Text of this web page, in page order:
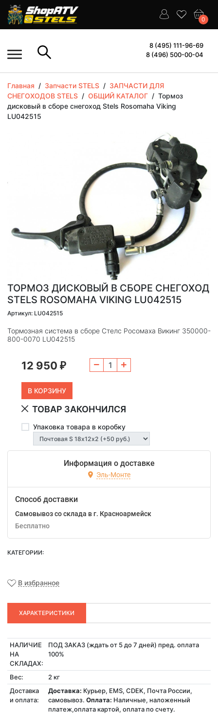
0
8 (495) 111-96-69
8 (496) 500-00-04
Главная / Запчасти STELS / ЗАПЧАСТИ ДЛЯ
СНЕГОХОДОВ STELS / ОБЩИЙ КАТАЛОГ / Тормоз
дисковый в сборе снегоход Stels Rosomaha Viking
LU042515
ТОРМОЗ ДИСКОВЫЙ В СБОРЕ СНЕГОХОД
STELS ROSOMAHA VIKING LU042515
Артикул: LU042515
Тормозная система в сборе Стелс Росомаха Викинг 350000-
800-0070 LU042515
12 950 ₽
ТОВАР ЗАКОНЧИЛСЯ
Упаковка товара в коробку
Информация о доставке
Эль-Монте
Способ доставки
Самовывоз со склада в г. Красноармейск
Бесплатно
КАТЕГОРИИ:
В избранное
ХАРАКТЕРИСТИКИ
НАЛИЧИЕ
НА
СКЛАДАХ:
ПОД ЗАКАЗ (ждать от 5 до 7 дней) пред. оплата
100%
Вес:
2 кг
Доставка
и оплата:
Доставка: Курьер, EMS, CDEK, Почта России,
самовывоз. Оплата: Наличные, наложенный
платеж,оплата картой, оплата по счету.